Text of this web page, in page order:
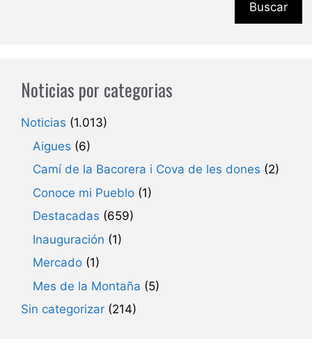
Buscar
Noticias por categorias
Noticias (1.013)
Aigues (6)
Camí de la Bacorera i Cova de les dones (2)
Conoce mi Pueblo (1)
Destacadas (659)
Inauguración (1)
Mercado (1)
Mes de la Montaña (5)
Sin categorizar (214)